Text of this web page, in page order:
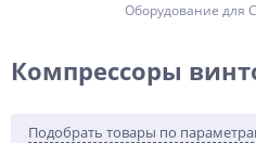
Оборудование для
Компрессоры
Подобрать товары по